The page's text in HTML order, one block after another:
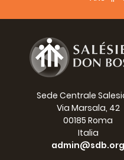
MOIS
En
une
Le
Sede Centrale
Via Marsala, 42
00185 Roma
Italia
admin@sdb.org